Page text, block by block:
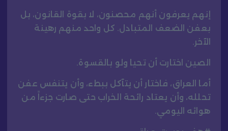
إنهم يعرفون أنهم محصنون، لا بقوة القانون، بل
بعفن الضعف المتبادل. كل واحد منهم رهينة
الآخر.
الصين اختارت أن تحيا ولو بالقسوة.
أما العراق، فاختار أن يتآكل ببطء، وأن يتنفس عفن
تحلله، وأن يعتاد رائحة الخراب حتى صارت جزءاً من
هوائه اليومي.